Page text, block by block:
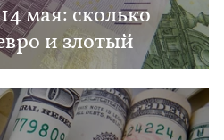
мая: сколько
и злотый